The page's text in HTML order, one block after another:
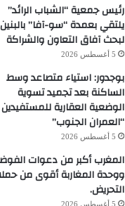
رئيس جمعية “الشباب الرائد”
يلتقي بعمدة “سو-آفا” بالبنين
لبحث آفاق التعاون والشراكة
5 أغسطس 2026
بوجدور: استياء متصاعد وسط
الساكنة بعد تجميد تسوية
الوضعية العقارية
“العمران الجنوب”
5 أغسطس 2026
المغرب أكبر من دعوات
ووحدة المغاربة أقوى من
التحريض.
5 أغسطس 2026